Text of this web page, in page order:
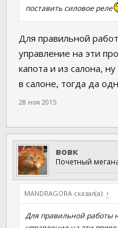
поставить силовое реле
Для правильной
управление на эти
капота и из салона,
в салоне, тогда да
28 ноя 2015
вовк
Почетный
MANDRAGORA сказал(а): ↑
Для правильной работы